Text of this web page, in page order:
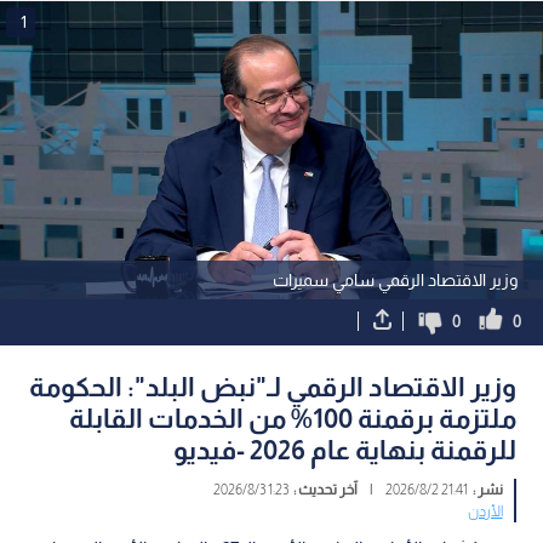
وزير الاقتصاد الرقمي سامي سميرات
1
0
0
وزير الاقتصاد الرقمي لـ"نبض البلد": الحكومة
ملتزمة برقمنة 100% من الخدمات القابلة
للرقمنة بنهاية عام 2026 -فيديو
نشر : 21:41 2026/8/2
| آخر تحديث :1:23 2026/8/3
الأردن